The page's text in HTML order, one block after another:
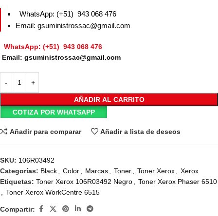
WhatsApp: (+51) 943 068 476
Email: gsuministrossac@gmail.com
WhatsApp: (+51) 943 068 476
Email: gsuministrossac@gmail.com
AÑADIR AL CARRITO
COTIZA POR WHATSAPP
Añadir para comparar Añadir a lista de deseos
SKU: 106R03492
Categorías: Black Color Marcas Toner Toner Xerox
Xerox
Etiquetas: Toner Xerox 106R03492 Negro
Toner Xerox Phaser 6510
Toner Xerox WorkCentre 6515
Compartir: